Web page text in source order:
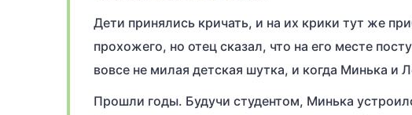
Дети принялись кричать, и на их крики тут же
прохожего, но отец сказал, что на его месте
вовсе не милая детская шутка, и когда Минька и
Прошли годы. Будучи студентом, Минька